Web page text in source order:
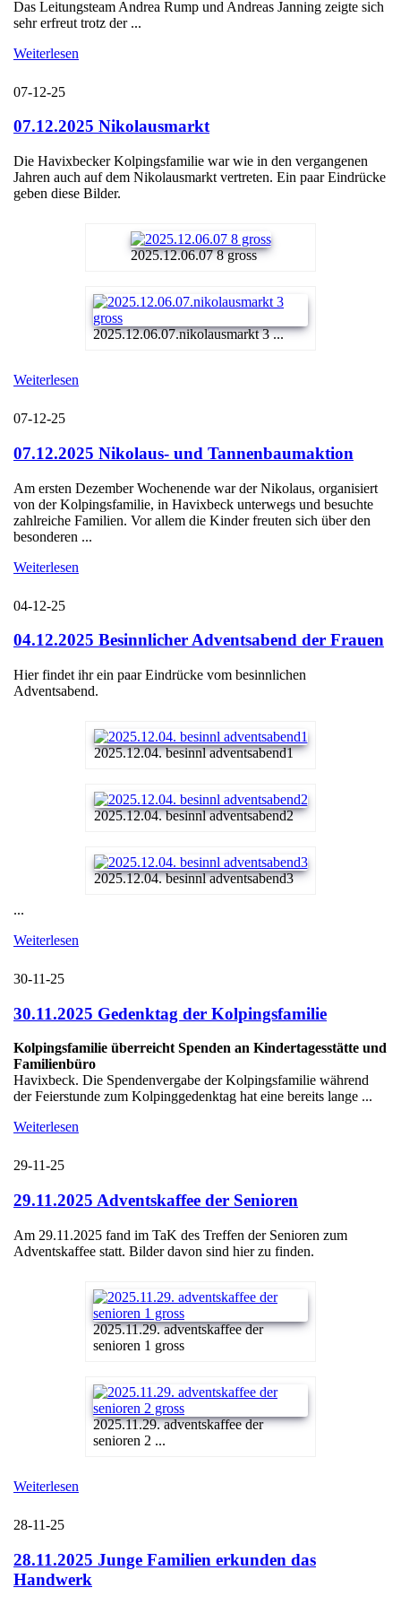
Das Leitungsteam Andrea Rump und Andreas Janning zeigte sich
sehr erfreut trotz der ...
Weiterlesen
07-12-25
07.12.2025 Nikolausmarkt
Die Havixbecker Kolpingsfamilie war wie in den vergangenen
Jahren auch auf dem Nikolausmarkt vertreten. Ein paar Eindrücke
geben diese Bilder.
2025.12.06.07 8 gross
2025.12.06.07.nikolausmarkt 3 ...
Weiterlesen
07-12-25
07.12.2025 Nikolaus- und Tannenbaumaktion
Am ersten Dezember Wochenende war der Nikolaus, organisiert
von der Kolpingsfamilie, in Havixbeck unterwegs und besuchte
zahlreiche Familien. Vor allem die Kinder freuten sich über den
besonderen ...
Weiterlesen
04-12-25
04.12.2025 Besinnlicher Adventsabend der Frauen
Hier findet ihr ein paar Eindrücke vom besinnlichen
Adventsabend.
2025.12.04. besinnl adventsabend1
2025.12.04. besinnl adventsabend2
2025.12.04. besinnl adventsabend3
...
Weiterlesen
30-11-25
30.11.2025 Gedenktag der Kolpingsfamilie
Kolpingsfamilie überreicht Spenden an Kindertagesstätte und
Familienbüro
Havixbeck. Die Spendenvergabe der Kolpingsfamilie während
der Feierstunde zum Kolpinggedenktag hat eine bereits lange ...
Weiterlesen
29-11-25
29.11.2025 Adventskaffee der Senioren
Am 29.11.2025 fand im TaK des Treffen der Senioren zum
Adventskaffee statt. Bilder davon sind hier zu finden.
2025.11.29. adventskaffee der
senioren 1 gross
2025.11.29. adventskaffee der
senioren 2 ...
Weiterlesen
28-11-25
28.11.2025 Junge Familien erkunden das
Handwerk